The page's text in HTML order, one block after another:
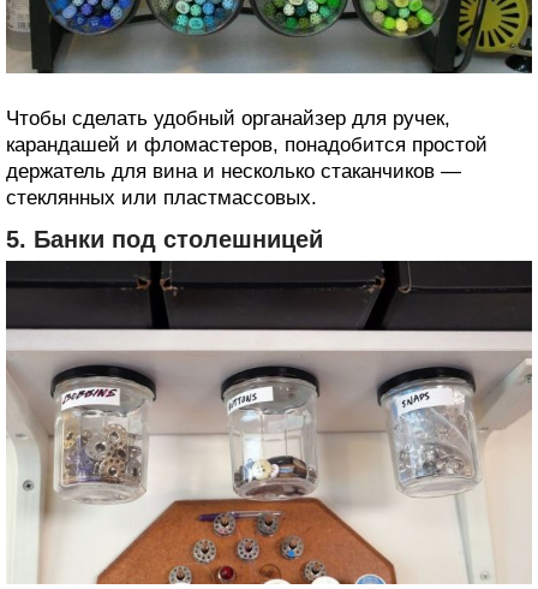
Чтобы сделать удобный органайзер для ручек,
карандашей и фломастеров, понадобится простой
держатель для вина и несколько стаканчиков —
стеклянных или пластмассовых.
5. Банки под столешницей